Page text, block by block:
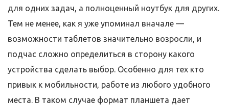
для одних задач, а полноценный ноутбук для других.
Тем не менее, как я уже упоминал вначале —
возможности таблетов значительно возросли, и
подчас сложно определиться в сторону какого
устройства сделать выбор. Особенно для тех кто
привык к мобильности, работе из любого удобного
места. В таком случае формат планшета дает